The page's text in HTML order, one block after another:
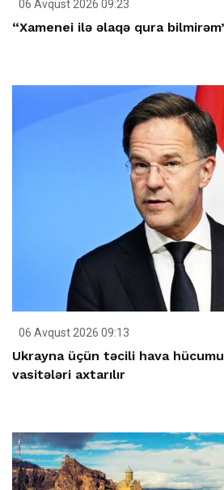
06 Avqust 2026 09:23
“Xamenei ilə əlaqə qura
06 Avqust 2026 09:13
Ukrayna üçün təcili hava
vasitələri axtarılır